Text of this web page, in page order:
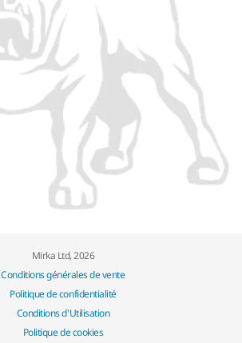
Mirka Ltd, 2026
Conditions générales de vente
Politique de confidentialité
Conditions d'Utilisation
Politique de cookies